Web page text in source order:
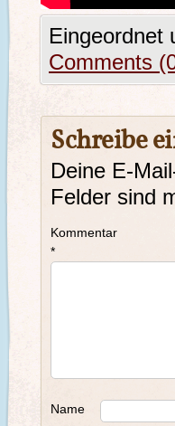
Eingeordnet
Comments
Schreibe
Deine E-
Felder sind
Kommentar
*
Name